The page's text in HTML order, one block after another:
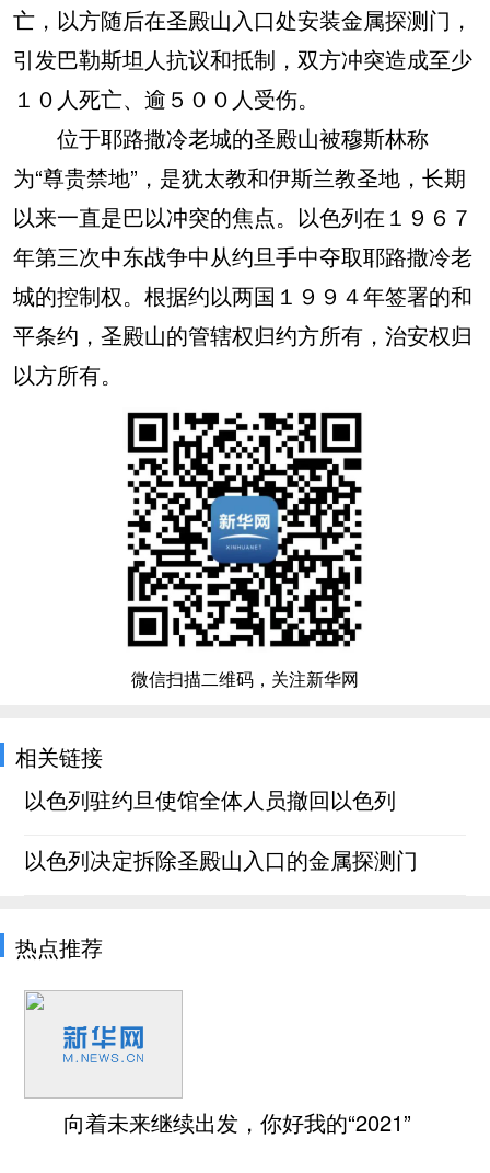
亡，以方随后在圣殿山入口处安装金属探测门，
引发巴勒斯坦人抗议和抵制，双方冲突造成至少
１０人死亡、逾５００人受伤。
位于耶路撒冷老城的圣殿山被穆斯林称
为“尊贵禁地”，是犹太教和伊斯兰教圣地，长期
以来一直是巴以冲突的焦点。以色列在１９６７
年第三次中东战争中从约旦手中夺取耶路撒冷老
城的控制权。根据约以两国１９９４年签署的和
平条约，圣殿山的管辖权归约方所有，治安权归
以方所有。
微信扫描二维码，关注新华网
相关链接
以色列驻约旦使馆全体人员撤回以色列
以色列决定拆除圣殿山入口的金属探测门
热点推荐
向着未来继续出发，你好我的“2021”